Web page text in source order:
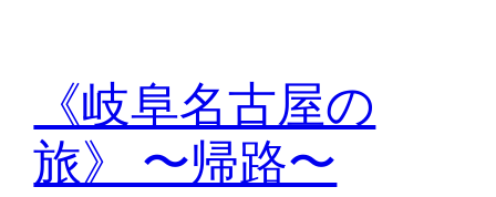
《岐阜名古屋の
旅》 〜帰路〜